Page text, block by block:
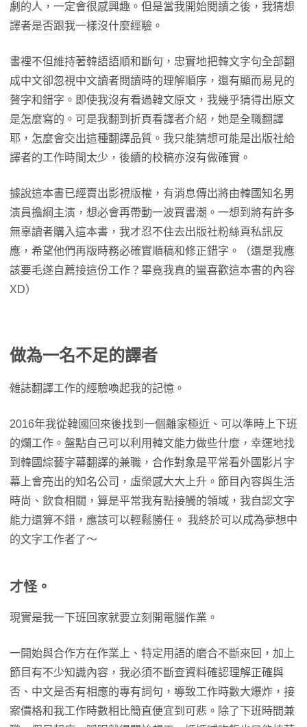
劇的人，一定會很感興趣。但是當我開始閱讀之後，我猜想
譯者是否跟我一樣沒什麼經驗。
書裡不但維持著韓語語順和斷句，忠實地把韓文字句全部翻
成中文卻忽視中文讀者閱讀時的理解順序，還有顯而易見的
贅字和錯字。即使我沒有看過韓文原文，我幾乎猜得出原文
是怎麼寫的。可是我翻到折頁看譯者介紹，她是全職翻譯
耶，怎麼會交出這種翻譯品質。我只能猜想可能是出版社給
譯者的工作時間太少，後續的校稿亦沒有做確實。
據說這本書已經賣出影視版權，有消息傳出將由韓國知名男
演員擔綱主演，想必會再帶動一波買書潮。一想到將有許多
無辜讀者購入這本書，我才忍不住去出版社粉絲頁私訊反
應，希望他們再版時務必確實順稿和修正錯字。（還是我應
該要毛遂自薦接這份工作？畢竟我真的蠻喜歡這本書的內容
XD）
做為一名不足的譯者
雜誌翻譯工作的經驗喚起我的記憶。
2016年我從韓國回來後找到一個離家極近、可以準時上下班
的爛工作。盤點自己可以利用韓文能力做些什麼，幸運地找
到韓國綜藝字幕翻譯的兼職，合作對象是平常看外國影片字
幕上會亮出的知名公司，虛榮感大大上升。節目內容與生活
時尚、飲食相關，算是平常我有點接觸的領域，我自認文字
能力還算不錯，應該可以輕鬆勝任。 我終於可以成為夢想中
的文字工作者了～
才怪。
現實是我一下班回家就要立刻開電腦作業。
一開始與合作方在作業上、特定用語的磨合不斷來回，加上
節目有不少知識內容，我必須不斷查資料確認理解正確與
否、中文是否有相應的專有詞句，導致工作時數大爆炸，接
案價格和我工作時數相比簡直便宜到可悲。除了下班時間兼